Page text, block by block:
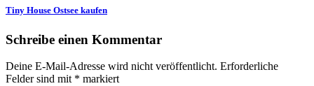
Tiny House Ostsee kaufen
Schreibe einen Kommentar
Deine E-Mail-Adresse wird nicht veröffentlicht. Erforderliche
Felder sind mit * markiert